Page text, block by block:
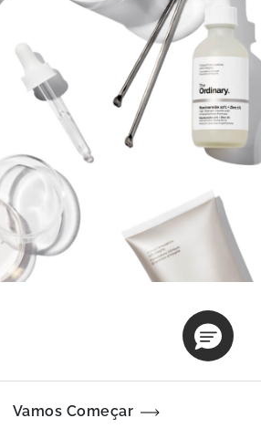
Vamos Começar